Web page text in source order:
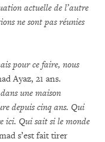
actuelle de l’autre
ne sont pas réunies
pour ce faire, nous
Ayaz, 21 ans.
une maison
depuis cinq ans. Qui
ici. Qui sait si le monde
s’est fait tirer